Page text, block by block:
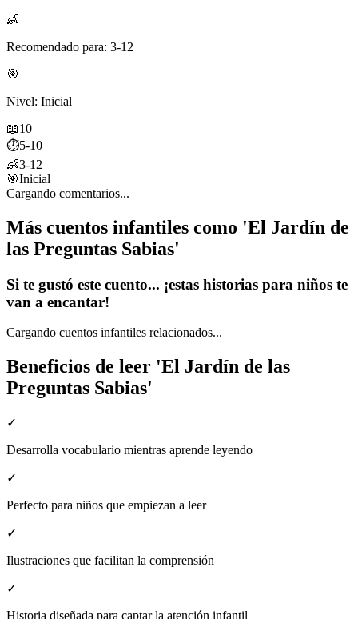
👶
Recomendado para: 3-12
🎯
Nivel: Inicial
📖10
⏱️5-10
👶3-12
🎯Inicial
Cargando comentarios...
Más cuentos infantiles como 'El Jardín de
las Preguntas Sabias'
Si te gustó este cuento... ¡estas historias para niños te
van a encantar!
Cargando cuentos infantiles relacionados...
Beneficios de leer 'El Jardín de las
Preguntas Sabias'
✓
Desarrolla vocabulario mientras aprende leyendo
✓
Perfecto para niños que empiezan a leer
✓
Ilustraciones que facilitan la comprensión
✓
Historia diseñada para captar la atención infantil